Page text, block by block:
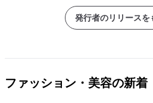
発行者のリリースを
ファッション・美容の新着